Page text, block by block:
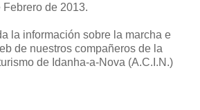
de 2013.
la información sobre la marcha e
de nuestros compañeros de la
de Idanha-a-Nova (A.C.I.N.)